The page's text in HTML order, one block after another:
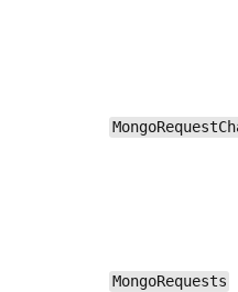
MongoRequests